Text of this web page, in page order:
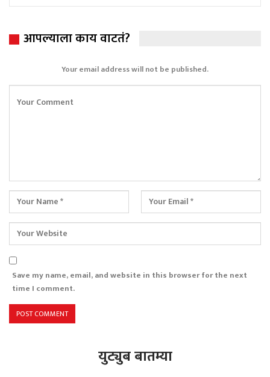
आपल्याला काय वाटतं?
Your email address will not be published.
Save my name, email, and website in this browser for the next
time I comment.
युट्युब बातम्या